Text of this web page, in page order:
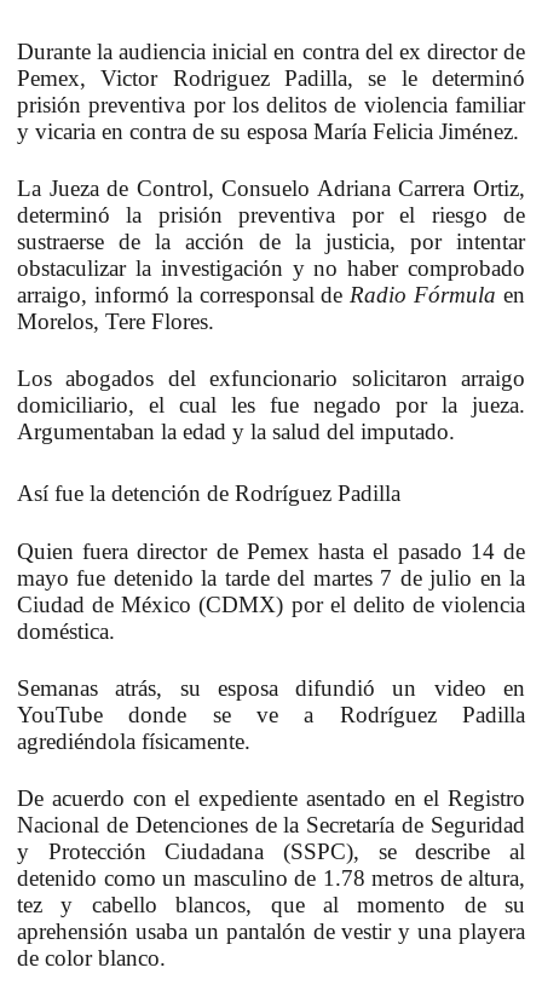
Durante la audiencia inicial en contra del ex director de
Pemex, Victor Rodriguez Padilla, se le determinó
prisión preventiva por los delitos de violencia familiar
y vicaria en contra de su esposa María Felicia Jiménez.
La Jueza de Control, Consuelo Adriana Carrera Ortiz,
determinó la prisión preventiva por el riesgo de
sustraerse de la acción de la justicia, por intentar
obstaculizar la investigación y no haber comprobado
arraigo, informó la corresponsal deRadio Fórmula en
Morelos, Tere Flores.
Los abogados del exfuncionario solicitaron arraigo
domiciliario, el cual les fue negado por la jueza.
Argumentaban la edad y la salud del imputado.
Así fue la detención de Rodríguez Padilla
Quien fuera director de Pemex hasta el pasado 14 de
mayo fue detenido la tarde del martes 7 de julio en la
Ciudad de México (CDMX) por el delito de violencia
doméstica.
Semanas atrás, su esposa difundió un video en
YouTube donde se ve a Rodríguez Padilla
agrediéndola físicamente.
De acuerdo con el expediente asentado en el Registro
Nacional de Detenciones de la Secretaría de Seguridad
y Protección Ciudadana (SSPC), se describe al
detenido como un masculino de 1.78 metros de altura,
tez y cabello blancos, que al momento de su
aprehensión usaba un pantalón de vestir y una playera
de color blanco.